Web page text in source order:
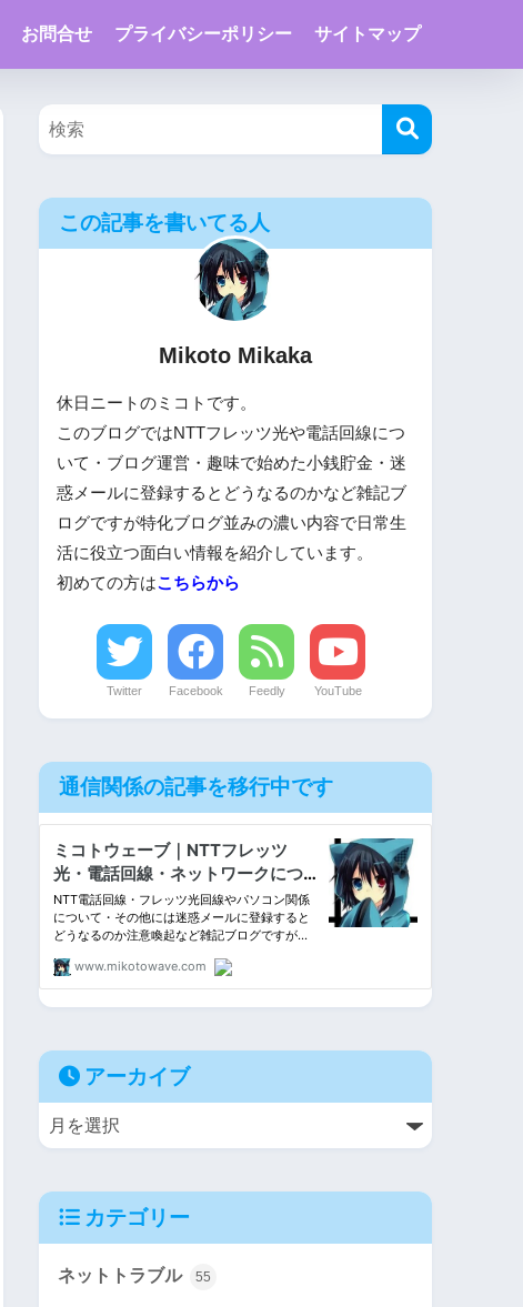
お問合せ プライバシーポリシー サイトマップ
この記事を書いてる人
Mikoto Mikaka
休日ニートのミコトです。
このブログではNTTフレッツ光や電話回線につ
いて・ブログ運営・趣味で始めた小銭貯金・迷
惑メールに登録するとどうなるのかなど雑記ブ
ログですが特化ブログ並みの濃い内容で日常生
活に役立つ面白い情報を紹介しています。
初めての方はこちらから
Twitter Facebook Feedly YouTube
通信関係の記事を移行中です
アーカイブ
カテゴリー
ネットトラブル 55